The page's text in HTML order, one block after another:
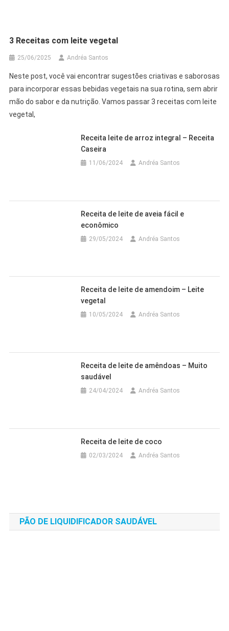
3 Receitas com leite vegetal
25/06/2025 Andréa Santos
Neste post, você vai encontrar sugestões criativas e saborosas
para incorporar essas bebidas vegetais na sua rotina, sem abrir
mão do sabor e da nutrição. Vamos passar 3 receitas com leite
vegetal,
Receita leite de arroz integral – Receita
Caseira
11/06/2024 Andréa Santos
Receita de leite de aveia fácil e
econômico
29/05/2024 Andréa Santos
Receita de leite de amendoim – Leite
vegetal
10/05/2024 Andréa Santos
Receita de leite de amêndoas – Muito
saudável
24/04/2024 Andréa Santos
Receita de leite de coco
02/03/2024 Andréa Santos
PÃO DE LIQUIDIFICADOR SAUDÁVEL